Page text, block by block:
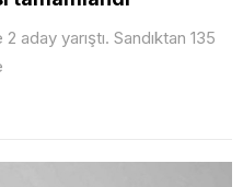
aday yarıştı. Sandıktan 135